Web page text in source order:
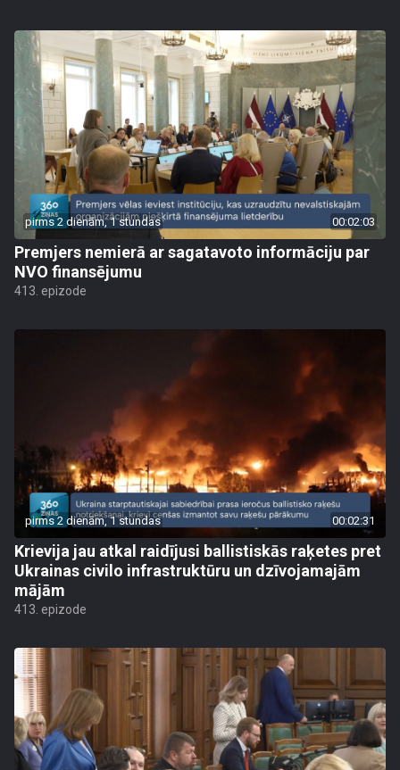
pirms 2 dienām, 1 stundas 00:02:03
Premjers nemierā ar sagatavoto informāciju par
NVO finansējumu
413. epizode
pirms 2 dienām, 1 stundas 00:02:31
Krievija jau atkal raidījusi ballistiskās raķetes pret
Ukrainas civilo infrastruktūru un dzīvojamajām
mājām
413. epizode